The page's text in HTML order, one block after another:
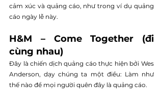
cảm xúc và quảng cáo, như trong ví dụ quảng
cáo ngày lễ này.
H&M – Come Together (đi
cùng nhau)
Đây là chiến dịch quảng cáo thực hiện bởi Wes
Anderson, dạy chúng ta một điều: Làm như
thế nào để mọi người quên đây là quảng cáo.